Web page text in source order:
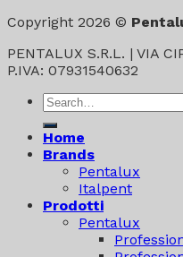
Copyright 2026 ©
PENTALUX S.R.L. | VIA
P.IVA: 07931540632
Search
for:
Home
Brands
Pentalux
Italpent
Prodotti
Pentalux